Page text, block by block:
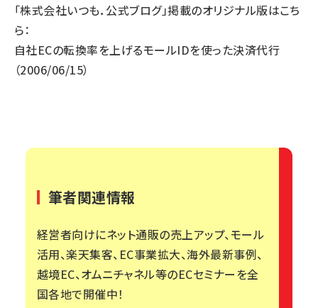
「株式会社いつも．公式ブログ」掲載のオリジナル版はこち
ら：
自社ECの転換率を上げるモールIDを使った決済代行
（2006/06/15）
筆者関連情報
経営者向けにネット通販の売上アップ、モール
活用、楽天集客、EC事業拡大、海外最新事例、
越境EC、オムニチャネル等のECセミナーを全
国各地で開催中！